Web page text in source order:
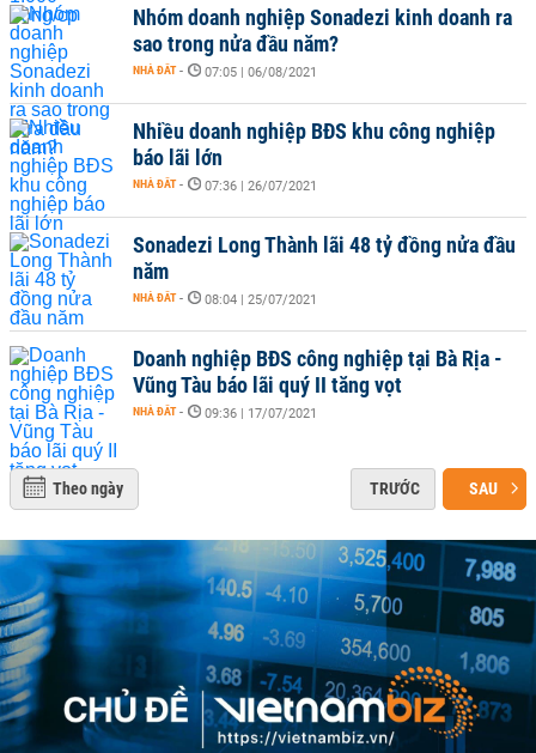
Nhóm doanh nghiệp Sonadezi kinh doanh ra
sao trong nửa đầu năm?
NHÀ ĐẤT - 07:05 | 06/08/2021
Nhiều doanh nghiệp BĐS khu công nghiệp
báo lãi lớn
NHÀ ĐẤT - 07:36 | 26/07/2021
Sonadezi Long Thành lãi 48 tỷ đồng nửa đầu
năm
NHÀ ĐẤT - 08:04 | 25/07/2021
Doanh nghiệp BĐS công nghiệp tại Bà Rịa -
Vũng Tàu báo lãi quý II tăng vọt
NHÀ ĐẤT - 09:36 | 17/07/2021
Theo ngày TRƯỚC SAU